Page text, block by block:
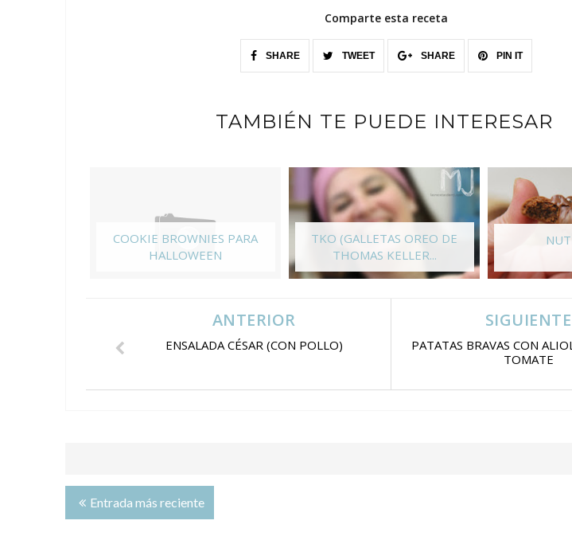
Comparte esta receta
SHARE TWEET SHARE PIN IT
TAMBIÉN TE PUEDE INTERESAR
COOKIE BROWNIES PARA
HALLOWEEN
TKO (GALLETAS OREO DE
THOMAS KELLER...
SIGUIENTE
PATATAS BRAVAS CON
TOMATE
ANTERIOR
ENSALADA CÉSAR (CON POLLO)
Entrada más reciente